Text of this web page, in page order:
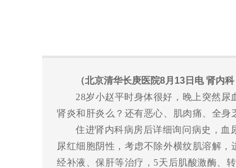
（北京清华长庚医院8月13日电 肾内科
28岁小赵平时身体很好，晚上突然尿
肾炎和肝炎么？还有恶心、肌肉痛、全身
住进肾内科病房后详细询问病史，血
尿红细胞阴性，考虑不除外横纹肌溶解，
经补液、保肝等治疗， 5天后肌酸激酶、